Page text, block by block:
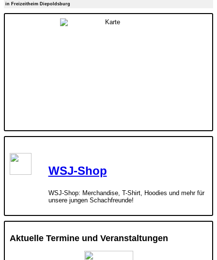
in Freizeitheim Diepoldsburg
WSJ-Shop
WSJ-Shop: Merchandise, T-Shirt, Hoodies und mehr für
unsere jungen Schachfreunde!
Aktuelle Termine und Veranstaltungen